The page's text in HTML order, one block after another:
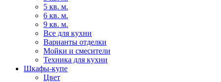
5 кв. м.
6 кв. м.
9 кв. м.
Все для кухни
Варианты отделки
Мойки и смесители
Техника для кухни
Шкафы-купе
Цвет